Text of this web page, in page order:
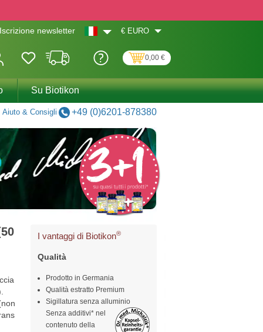
Iscrizione newsletter € EURO
0,00 €
Su Biotikon
Aiuto & Consigli +49 (0)6201-878380
I vantaggi di Biotikon®
Qualità
Prodotto in Germania
Qualità estratto Premium
Sigillatura senza alluminio
Senza additivi* nel
contenuto della